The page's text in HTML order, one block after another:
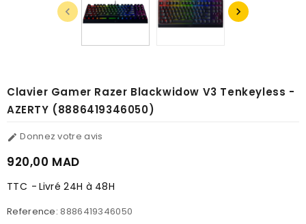
 
Clavier Gamer Razer Blackwidow V3 Tenkeyless -
AZERTY (8886419346050)
 Donnez votre avis
920,00 MAD
TTC Livré 24H à 48H
Reference: 8886419346050